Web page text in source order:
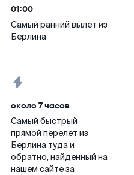
01:00
Самый ранний вылет из
Берлина
около 7 часов
Самый быстрый
прямой перелет из
Берлина туда и
обратно, найденный на
нашем сайте за